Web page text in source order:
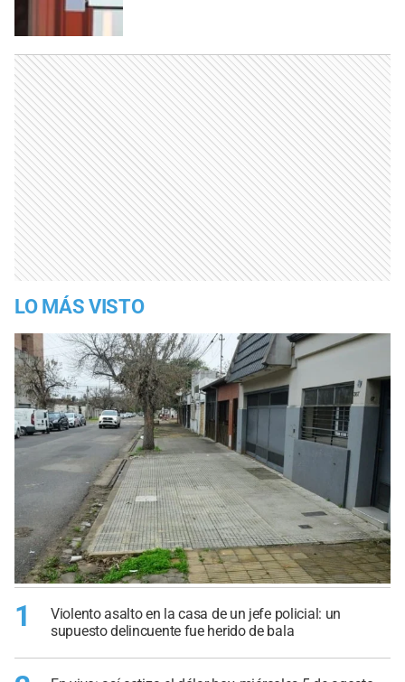
LO MÁS VISTO
1
Violento asalto en la casa de un jefe policial: un
supuesto delincuente fue herido de bala